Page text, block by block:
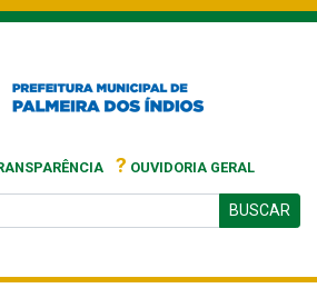
? OUVIDORIA GERAL
BUSCAR